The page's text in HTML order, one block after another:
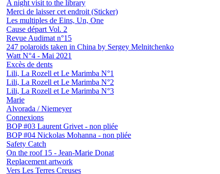
A night visit to the library
Merci de laisser cet endroit (Sticker)
Les multiples de Eins, Un, One
Cause départ Vol. 2
Revue Audimat n°15
247 polaroids taken in China by Sergey Melnitchenko
Watt N°4 - Mai 2021
Excès de dents
Lili, La Rozell et Le Marimba N°1
Lili, La Rozell et Le Marimba N°2
Lili, La Rozell et Le Marimba N°3
Marie
Alvorada / Niemeyer
Connexions
BOP #03 Laurent Grivet - non pliée
BOP #04 Nickolas Mohanna - non pliée
Safety Catch
On the roof 15 - Jean-Marie Donat
Replacement artwork
Vers Les Terres Creuses